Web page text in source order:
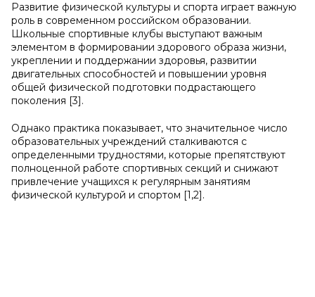
Развитие физической культуры и спорта играет важную
роль в современном российском образовании.
Школьные спортивные клубы выступают важным
элементом в формировании здорового образа жизни,
укреплении и поддержании здоровья, развитии
двигательных способностей и повышении уровня
общей физической подготовки подрастающего
поколения [3].
Однако практика показывает, что значительное число
образовательных учреждений сталкиваются с
определенными трудностями, которые препятствуют
полноценной работе спортивных секций и снижают
привлечение учащихся к регулярным занятиям
физической культурой и спортом [1,2].